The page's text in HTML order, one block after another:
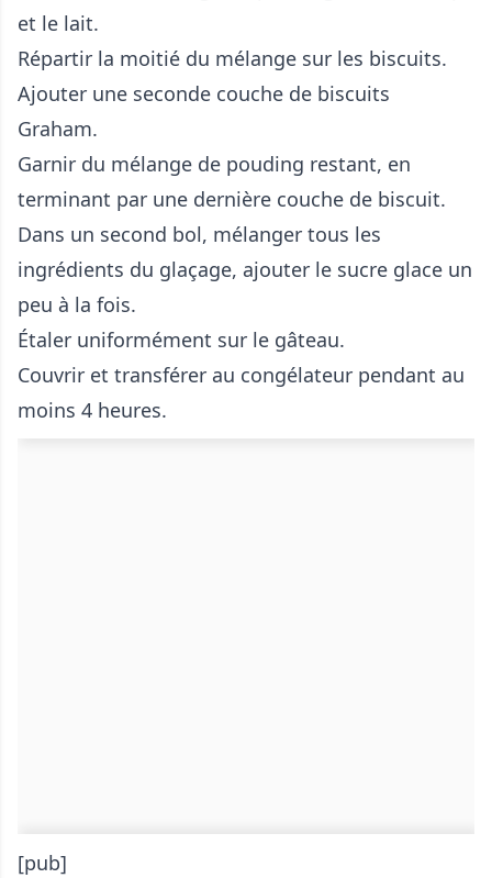
et le lait.
Répartir la moitié du mélange sur les biscuits.
Ajouter une seconde couche de biscuits
Graham.
Garnir du mélange de pouding restant, en
terminant par une dernière couche de biscuit.
Dans un second bol, mélanger tous les
ingrédients du glaçage, ajouter le sucre glace un
peu à la fois.
Étaler uniformément sur le gâteau.
Couvrir et transférer au congélateur pendant au
moins 4 heures.
[pub]